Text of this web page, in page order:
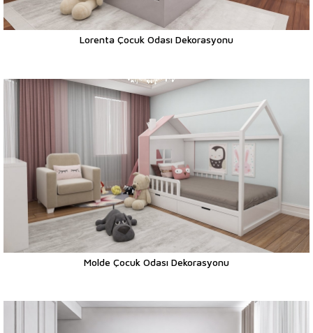
Lorenta Çocuk Odası Dekorasyonu
Molde Çocuk Odası Dekorasyonu